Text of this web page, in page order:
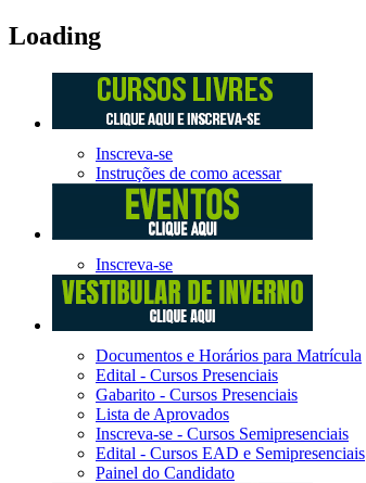
Loading
Inscreva-se
Instruções de como acessar
Inscreva-se
Documentos e Horários para Matrícula
Edital - Cursos Presenciais
Gabarito - Cursos Presenciais
Lista de Aprovados
Inscreva-se - Cursos Semipresenciais
Edital - Cursos EAD e Semipresenciais
Painel do Candidato